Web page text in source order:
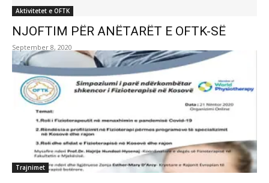
Aktivitetet e OFTK
NJOFTIM PËR ANËTARËT E OFTK-SË
September 8, 2020
Trajnimet